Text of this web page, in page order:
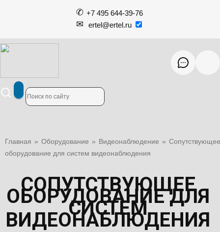
+7 495 644-39-76
ertel@ertel.ru
Главная » Оборудование » Видеонаблюдение » Сопутствующее
оборудование для систем видеонаблюдения
СОПУТСТВУЮЩЕЕ
ОБОРУДОВАНИЕ ДЛЯ
СИСТЕМ
ВИДЕОНАБЛЮДЕНИЯ